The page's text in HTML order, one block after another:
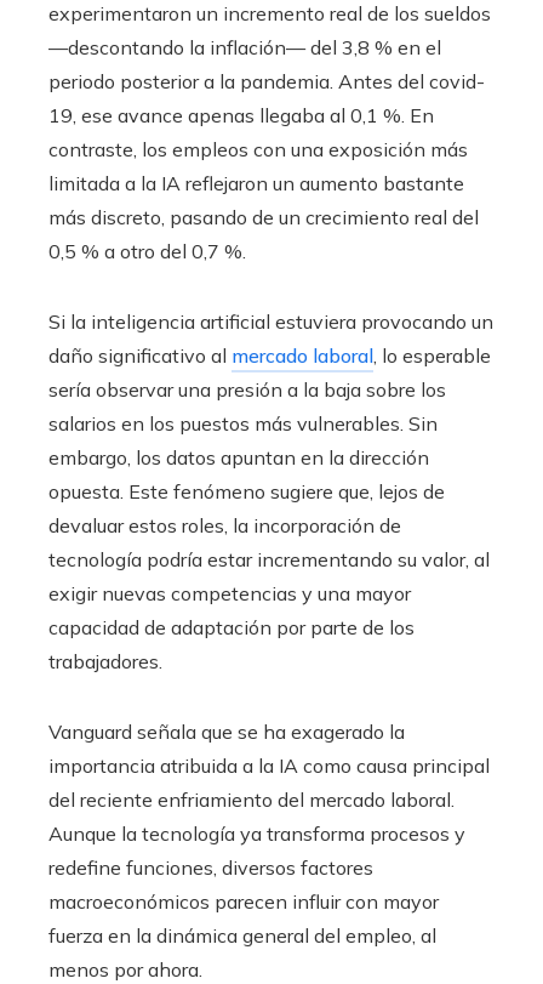
experimentaron un incremento real de los sueldos
—descontando la inflación— del 3,8 % en el
periodo posterior a la pandemia. Antes del covid-
19, ese avance apenas llegaba al 0,1 %. En
contraste, los empleos con una exposición más
limitada a la IA reflejaron un aumento bastante
más discreto, pasando de un crecimiento real del
0,5 % a otro del 0,7 %.
Si la inteligencia artificial estuviera provocando un
daño significativo al mercado laboral, lo esperable
sería observar una presión a la baja sobre los
salarios en los puestos más vulnerables. Sin
embargo, los datos apuntan en la dirección
opuesta. Este fenómeno sugiere que, lejos de
devaluar estos roles, la incorporación de
tecnología podría estar incrementando su valor, al
exigir nuevas competencias y una mayor
capacidad de adaptación por parte de los
trabajadores.
Vanguard señala que se ha exagerado la
importancia atribuida a la IA como causa principal
del reciente enfriamiento del mercado laboral.
Aunque la tecnología ya transforma procesos y
redefine funciones, diversos factores
macroeconómicos parecen influir con mayor
fuerza en la dinámica general del empleo, al
menos por ahora.